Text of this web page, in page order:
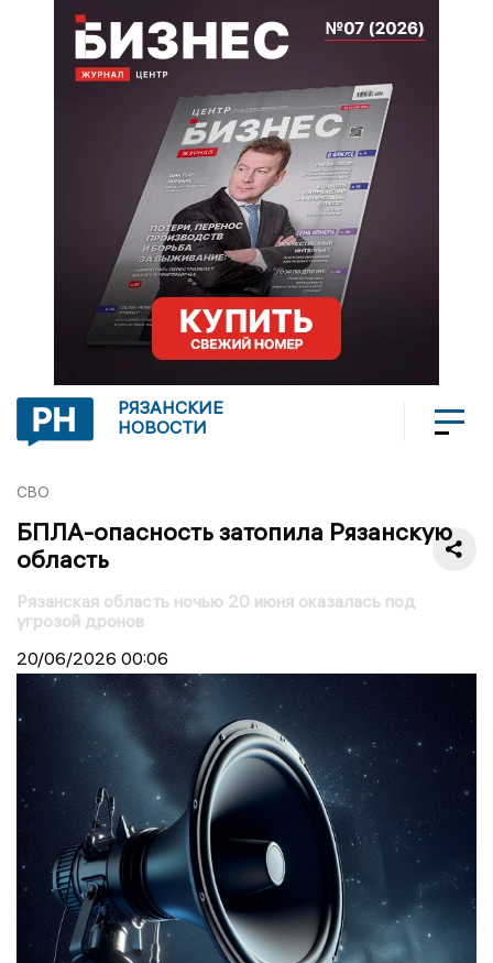
РЯЗАНСКИЕ
НОВОСТИ
СВО
БПЛА-опасность затопила Рязанскую
область
Рязанская область ночью 20 июня оказалась под
угрозой дронов
20/06/2026 00:06